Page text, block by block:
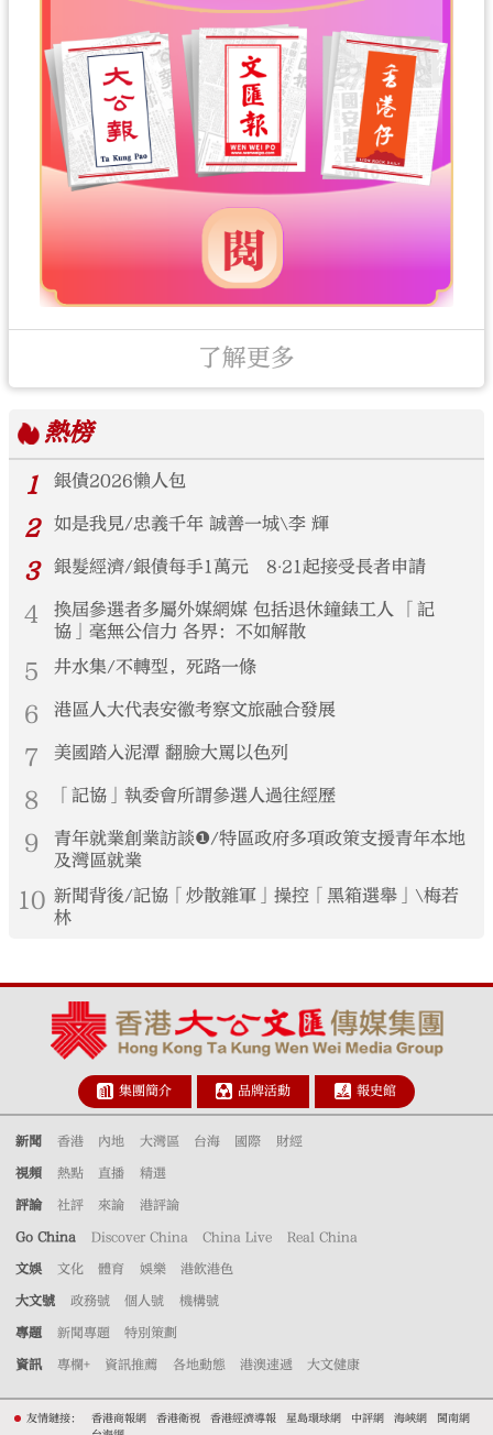
了解更多
熱榜
1
銀債2026懶人包
2 如是我見/忠義千年 誠善一城\李 輝
3 銀髮經濟/銀債每手1萬元 8‧21起接受長者申請
4
換屆參選者多屬外媒網媒 包括退休鐘錶工人 「記
協」毫無公信力 各界：不如解散
5 井水集/不轉型，死路一條
6 港區人大代表安徽考察文旅融合發展
7 美國踏入泥潭 翻臉大罵以色列
8 「記協」執委會所謂參選人過往經歷
9
青年就業創業訪談❶/特區政府多項政策支援青年本地
及灣區就業
10 新聞背後/記協「炒散雜軍」操控「黑箱選舉」\梅若
林
集團簡介 品牌活動 報史館
新聞 香港 內地 大灣區 台海 國際 財經
視頻 熱點 直播 精選
評論 社評 來論 港評論
Go China Discover China China Live Real China
文娛 文化 體育 娛樂 港飲港色
大文號 政務號 個人號 機構號
專題 新聞專題 特別策劃
資訊 專欄+ 資訊推薦 各地動態 港澳速遞 大文健康
友情鏈接： 香港商報網 香港衛視 香港經濟導報 星島環球網 中評網 海峽網
閩南網